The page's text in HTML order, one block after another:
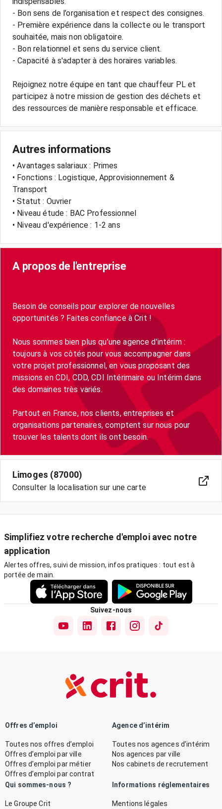
- Bon sens de l’organisation et respect des consignes.
- Première expérience dans la collecte ou le transport
souhaitée, mais non obligatoire.
- Bon relationnel et sens du service client.
- Capacité à s'adapter à des horaires variables.
Rejoignez notre équipe en tant que chauffeur PL et
participez à notre mission de gestion des déchets et
Autres informations
• Avantages salariaux : Primes
• Fonctions : Logistique, Approvisionnement &
Transport
• Statut : Ouvrier
• Niveau étude : BAC Professionnel
• Niveau d'expérience : 1-2 ans
A propos de l'entreprise
Besoin de conseils pour explorer de nouvelles
opportunités ? Faites confiance à Crit !
Nous sommes bien plus qu’une agence d’intérim :
toujours à vos côtés pour vous accompagner dans
votre projet professionnel, en vous proposant des
missions en CDI, CDD, CDI Intérimaire ou Intérim dans
des domaines très variés.
Partout en France, nos clients, entreprises et
organisations partenaires, comptent sur nous pour
trouver les talents dont ils ont besoin.
Limoges (87000)
Consulter la localisation sur une carte
Simplifiez votre recherche d'emploi avec notre
application
Alertes offres, suivi de mission, infos pratiques : tout est à
portée de main.
Suivez-nous
Offres d’emploi
Toutes nos offres d’emploi
Offres d’emploi par ville
Offres d’emploi par métier
Offres d’emploi par contrat
Agence d’intérim
Toutes nos agences d’intérim
Nos agences par ville
Nos cabinets de recrutement
Qui sommes-nous ?
Le Groupe Crit
Informations réglementaires
Mentions légales